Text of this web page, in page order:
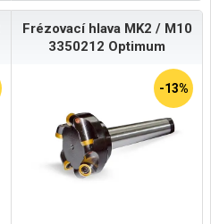
Frézovací hlava MK2 / M10
3350212 Optimum
-13%